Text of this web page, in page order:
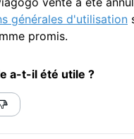
générales d'utilisation
promis.
a-t-il été utile ?